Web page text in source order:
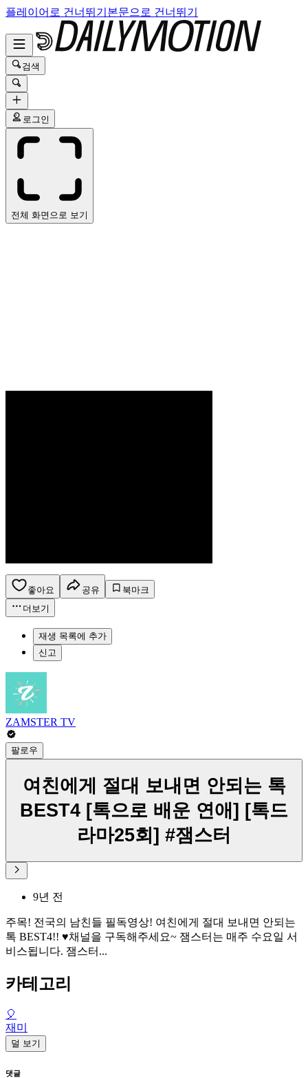
플레이어로 건너뛰기 본문으로 건너뛰기
검색
로그인
전체 화면으로 보기
좋아요 공유
북마크
더보기
재생 목록에 추가
신고
ZAMSTER TV
팔로우
여친에게 절대 보내면 안되는 톡
BEST4 [톡으로 배운 연애] [톡드
라마25회] #잼스터
9년 전
주목! 전국의 남친들 필독영상! 여친에게 절대 보내면 안되는
톡 BEST4!! ♥채널을 구독해주세요~ 잼스터는 매주 수요일 서
비스됩니다. 잼스터...
카테고리
🎈
재미
덜 보기
댓글